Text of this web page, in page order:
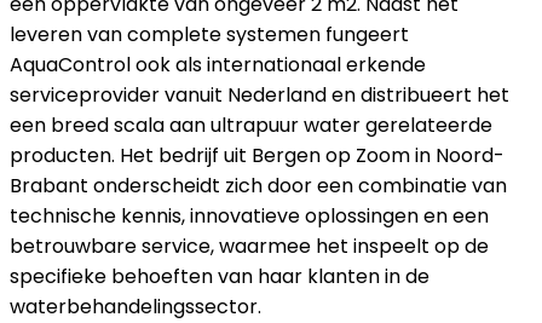
leveren van complete systemen fungeert
AquaControl ook als internationaal erkende
serviceprovider vanuit Nederland en distribueert het
een breed scala aan ultrapuur water gerelateerde
producten. Het bedrijf uit Bergen op Zoom in Noord-
Brabant onderscheidt zich door een combinatie van
technische kennis, innovatieve oplossingen en een
betrouwbare service, waarmee het inspeelt op de
specifieke behoeften van haar klanten in de
waterbehandelingssector.